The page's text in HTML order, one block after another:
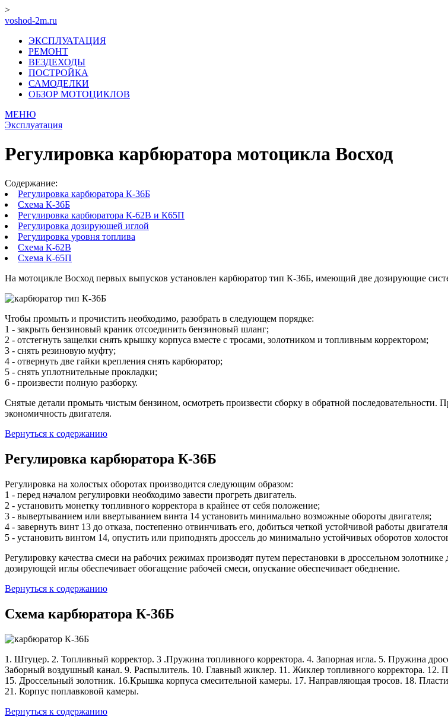
>
voshod-2m.ru
ЭКСПЛУАТАЦИЯ
РЕМОНТ
ВЕЗДЕХОДЫ
ПОСТРОЙКА
САМОДЕЛКИ
ОБЗОР МОТОЦИКЛОВ
МЕНЮ
Эксплуатация
Регулировка карбюратора мотоцикла Восход
Содержание:
Регулировка карбюратора К-36Б
Схема К-36Б
Регулировка карбюратора К-62В и К65П
Регулировка дозирующей иглой
Регулировка уровня топлива
Схема К-62В
Схема К-65П
На мотоцикле Восход первых выпусков установлен карбюратор тип К-36Б, имеющий две дозирующие
Чтобы промыть и прочистить необходимо, разобрать в следующем порядке:
1 - закрыть бензиновый краник отсоединить бензиновый шланг;
2 - отстегнуть защелки снять крышку корпуса вместе с тросами, золотником и топливным корректором;
3 - снять резиновую муфту;
4 - отвернуть две гайки крепления снять карбюратор;
5 - снять уплотнительные прокладки;
6 - произвести полную разборку.
Снятые детали промыть чистым бензином, осмотреть произвести сборку в обратной
экономичность двигателя.
Вернуться к содержанию
Регулировка карбюратора К-36Б
Регулировка на холостых оборотах производится следующим образом:
1 - перед началом регулировки необходимо завести прогреть двигатель.
2 - установить монетку топливного корректора в крайнее от себя положение;
3 - вывертыванием или ввертыванием винта 14 установить минимально возможные обороты двигателя;
4 - завернуть винт 13 до отказа, постепенно отвинчивать его, добиться четкой устойчивой работы
5 - установить винтом 14, опустить или приподнять дроссель до минимально устойчивых оборотов
Регулировку качества смеси на рабочих режимах производят путем перестановки в дроссельном
дозирующей иглы обеспечивает обогащение рабочей смеси, опускание обеспечивает обеднение.
Вернуться к содержанию
Схема карбюратора К-36Б
1. Штуцер. 2. Топливный корректор. 3 .Пружина топливного корректора. 4. Запорная игла. 5. Пружина
Заборный воздушный канал. 9. Распылитель. 10. Главный жиклер. 11. Жиклер топливного корректора. 12.
15. Дроссельный золотник. 16.Крышка корпуса смесительной камеры. 17. Направляющая тросов. 18.
21. Корпус поплавковой камеры.
Вернуться к содержанию